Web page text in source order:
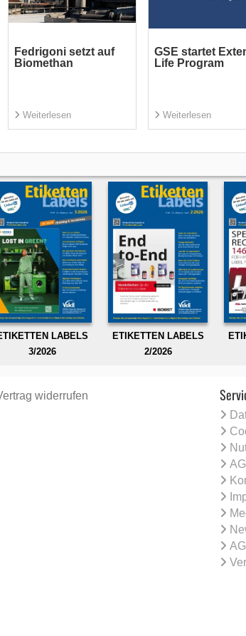
Fedrigoni setzt auf
Biomethan
Weiterlesen
GSE startet
Life Program
Weiterlesen
LABELS
3/2026
ETIKETTEN LABELS
2/2026
widerrufen